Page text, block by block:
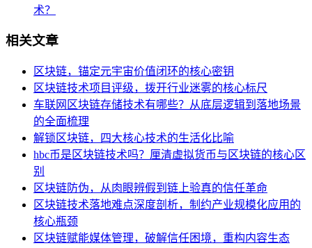
术？
相关文章
区块链，锚定元宇宙价值闭环的核心密钥
区块链技术项目评级，拨开行业迷雾的核心标尺
车联网区块链存储技术有哪些？从底层逻辑到落地场景
的全面梳理
解锁区块链，四大核心技术的生活化比喻
hbc币是区块链技术吗？厘清虚拟货币与区块链的核心区
别
区块链防伪，从肉眼辨假到链上验真的信任革命
区块链技术落地难点深度剖析，制约产业规模化应用的
核心瓶颈
区块链赋能媒体管理，破解信任困境，重构内容生态